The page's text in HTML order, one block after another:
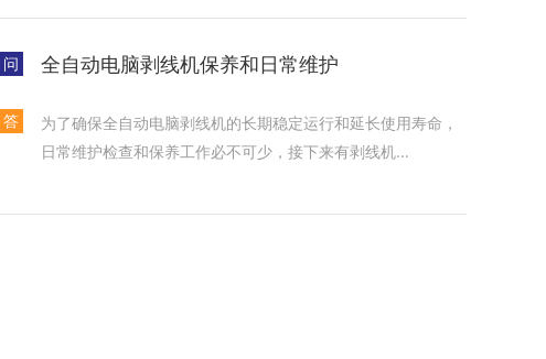
问 全自动电脑剥线机保养和日常维护
答
为了确保全自动电脑剥线机的长期稳定运行和延长使用寿命，
日常维护检查和保养工作必不可少，接下来有剥线机...